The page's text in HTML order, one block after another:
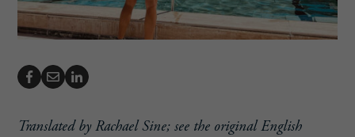
Translated by Rachael Sine; see the original English